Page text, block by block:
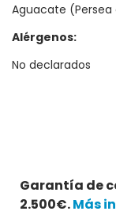
Aguacate
Alérgenos:
No declarados
Garantía de
2.500€.Más